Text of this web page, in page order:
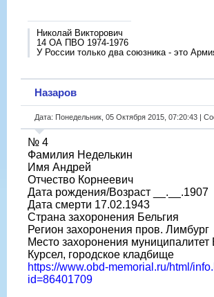
Николай Викторович
14 ОА ПВО 1974-1976
У России только два союзника - это
Назаров
Дата: Понедельник, 05 Октября 2015, 07:20:43 |
№ 4
Фамилия Неделькин
Имя Андрей
Отчество Корнеевич
Дата рождения/Возраст __.__.1907
Дата смерти 17.02.1943
Страна захоронения Бельгия
Регион захоронения пров. Лимбург
Место захоронения муниципалитет
Курсел, городское кладбище
https://www.obd-memorial.ru/html/
id=86401709